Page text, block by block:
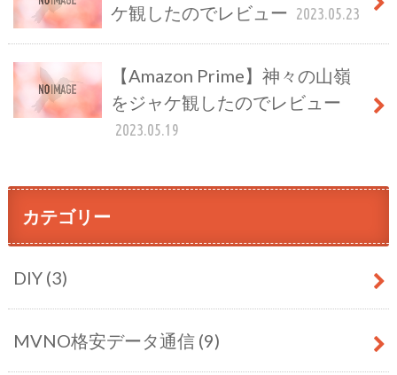
ケ観したのでレビュー 2023.05.23
【Amazon Prime】神々の山嶺
をジャケ観したのでレビュー
2023.05.19
カテゴリー
DIY (3)
MVNO格安データ通信 (9)